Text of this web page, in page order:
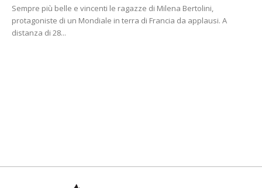
Sempre più belle e vincenti le ragazze di Milena Bertolini,
protagoniste di un Mondiale in terra di Francia da applausi. A
distanza di 28...